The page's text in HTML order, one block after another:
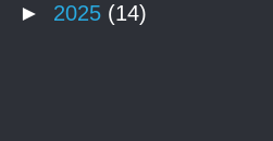
► 2025 (14)